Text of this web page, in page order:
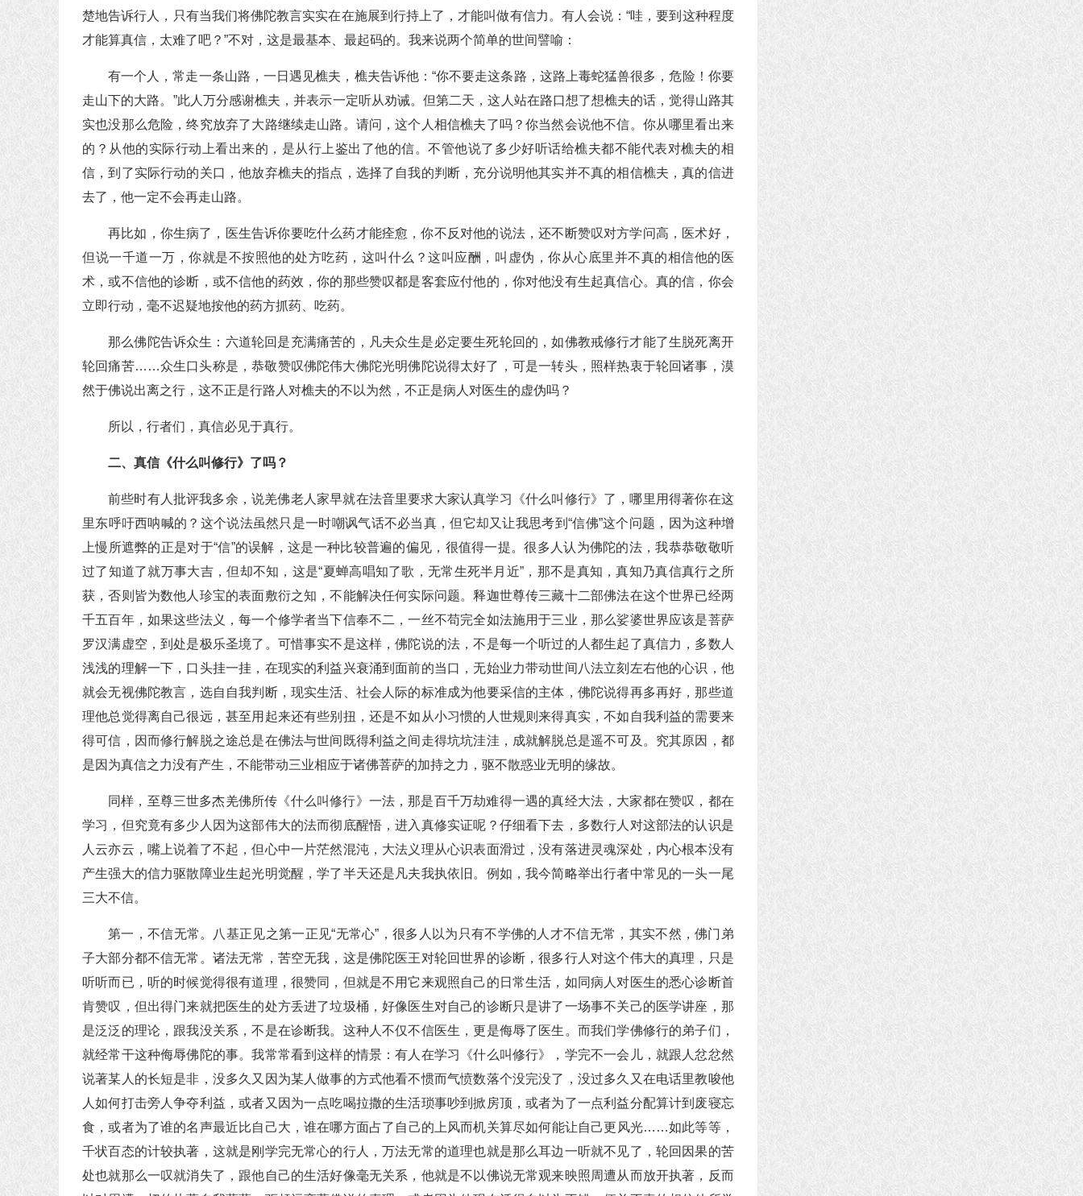
楚地告诉行人，只有当我们将佛陀教言实实在在施展到行持上了，才能叫做有信力。有人会说：“哇，要到这种程度
才能算真信，太难了吧？”不对，这是最基本、最起码的。我来说两个简单的世间譬喻：
有一个人，常走一条山路，一日遇见樵夫，樵夫告诉他：“你不要走这条路，这路上毒蛇猛兽很多，危险！你要
走山下的大路。”此人万分感谢樵夫，并表示一定听从劝诫。但第二天，这人站在路口想了想樵夫的话，觉得山路其
实也没那么危险，终究放弃了大路继续走山路。请问，这个人相信樵夫了吗？你当然会说他不信。你从哪里看出来
的？从他的实际行动上看出来的，是从行上鉴出了他的信。不管他说了多少好听话给樵夫都不能代表对樵夫的相
信，到了实际行动的关口，他放弃樵夫的指点，选择了自我的判断，充分说明他其实并不真的相信樵夫，真的信进
去了，他一定不会再走山路。
再比如，你生病了，医生告诉你要吃什么药才能痊愈，你不反对他的说法，还不断赞叹对方学问高，医术好，
但说一千道一万，你就是不按照他的处方吃药，这叫什么？这叫应酬，叫虚伪，你从心底里并不真的相信他的医
术，或不信他的诊断，或不信他的药效，你的那些赞叹都是客套应付他的，你对他没有生起真信心。真的信，你会
立即行动，毫不迟疑地按他的药方抓药、吃药。
那么佛陀告诉众生：六道轮回是充满痛苦的，凡夫众生是必定要生死轮回的，如佛教戒修行才能了生脱死离开
轮回痛苦……众生口头称是，恭敬赞叹佛陀伟大佛陀光明佛陀说得太好了，可是一转头，照样热衷于轮回诸事，漠
然于佛说出离之行，这不正是行路人对樵夫的不以为然，不正是病人对医生的虚伪吗？
所以，行者们，真信必见于真行。
二、真信《什么叫修行》了吗？
前些时有人批评我多余，说羌佛老人家早就在法音里要求大家认真学习《什么叫修行》了，哪里用得著你在这
里东呼吁西呐喊的？这个说法虽然只是一时嘲讽气话不必当真，但它却又让我思考到“信佛”这个问题，因为这种增
上慢所遮弊的正是对于“信”的误解，这是一种比较普遍的偏见，很值得一提。很多人认为佛陀的法，我恭恭敬敬听
过了知道了就万事大吉，但却不知，这是“夏蝉高唱知了歌，无常生死半月近”，那不是真知，真知乃真信真行之所
获，否则皆为数他人珍宝的表面敷衍之知，不能解决任何实际问题。释迦世尊传三藏十二部佛法在这个世界已经两
千五百年，如果这些法义，每一个修学者当下信奉不二，一丝不苟完全如法施用于三业，那么娑婆世界应该是菩萨
罗汉满虚空，到处是极乐圣境了。可惜事实不是这样，佛陀说的法，不是每一个听过的人都生起了真信力，多数人
浅浅的理解一下，口头挂一挂，在现实的利益兴衰涌到面前的当口，无始业力带动世间八法立刻左右他的心识，他
就会无视佛陀教言，选自自我判断，现实生活、社会人际的标准成为他要采信的主体，佛陀说得再多再好，那些道
理他总觉得离自己很远，甚至用起来还有些别扭，还是不如从小习惯的人世规则来得真实，不如自我利益的需要来
得可信，因而修行解脱之途总是在佛法与世间既得利益之间走得坑坑洼洼，成就解脱总是遥不可及。究其原因，都
是因为真信之力没有产生，不能带动三业相应于诸佛菩萨的加持之力，驱不散惑业无明的缘故。
同样，至尊三世多杰羌佛所传《什么叫修行》一法，那是百千万劫难得一遇的真经大法，大家都在赞叹，都在
学习，但究竟有多少人因为这部伟大的法而彻底醒悟，进入真修实证呢？仔细看下去，多数行人对这部法的认识是
人云亦云，嘴上说着了不起，但心中一片茫然混沌，大法义理从心识表面滑过，没有落进灵魂深处，内心根本没有
产生强大的信力驱散障业生起光明觉醒，学了半天还是凡夫我执依旧。例如，我今简略举出行者中常见的一头一尾
三大不信。
第一，不信无常。八基正见之第一正见“无常心”，很多人以为只有不学佛的人才不信无常，其实不然，佛门弟
子大部分都不信无常。诸法无常，苦空无我，这是佛陀医王对轮回世界的诊断，很多行人对这个伟大的真理，只是
听听而已，听的时候觉得很有道理，很赞同，但就是不用它来观照自己的日常生活，如同病人对医生的悉心诊断首
肯赞叹，但出得门来就把医生的处方丢进了垃圾桶，好像医生对自己的诊断只是讲了一场事不关己的医学讲座，那
是泛泛的理论，跟我没关系，不是在诊断我。这种人不仅不信医生，更是侮辱了医生。而我们学佛修行的弟子们，
就经常干这种侮辱佛陀的事。我常常看到这样的情景：有人在学习《什么叫修行》，学完不一会儿，就跟人忿忿然
说著某人的长短是非，没多久又因为某人做事的方式他看不惯而气愤数落个没完没了，没过多久又在电话里教唆他
人如何打击旁人争夺利益，或者又因为一点吃喝拉撒的生活琐事吵到掀房顶，或者为了一点利益分配算计到废寝忘
食，或者为了谁的名声最近比自己大，谁在哪方面占了自己的上风而机关算尽如何能让自己更风光……如此等等，
千状百态的计较执著，这就是刚学完无常心的行人，万法无常的道理也就是那么耳边一听就不见了，轮回因果的苦
处也就那么一叹就消失了，跟他自己的生活好像毫无关系，他就是不以佛说无常观来映照周遭从而放开执著，反而